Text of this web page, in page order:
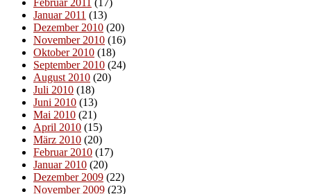
Februar 2011 (17)
Januar 2011 (13)
Dezember 2010 (20)
November 2010 (16)
Oktober 2010 (18)
September 2010 (24)
August 2010 (20)
Juli 2010 (18)
Juni 2010 (13)
Mai 2010 (21)
April 2010 (15)
März 2010 (20)
Februar 2010 (17)
Januar 2010 (20)
Dezember 2009 (22)
November 2009 (23)